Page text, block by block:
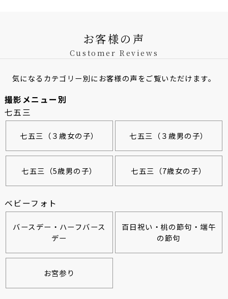
お客様の声
Customer Reviews
気になるカテゴリー別にお客様の声をご覧いただけます。
撮影メニュー別
七五三
七五三（３歳女の子） 七五三（３歳男の子）
七五三（5歳男の子） 七五三（7歳女の子）
ベビーフォト
バースデー・ハーフバース
デー
百日祝い・桃の節句・端午
の節句
お宮参り